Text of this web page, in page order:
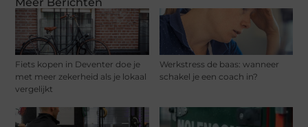
Fiets kopen in Deventer doe je
met meer zekerheid als je lokaal
vergelijkt
Werkstress de baas: wanneer
schakel je een coach in?